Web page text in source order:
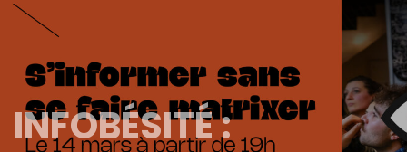
INFOBÉSITÉ :